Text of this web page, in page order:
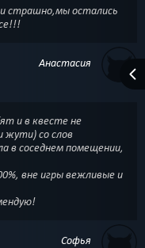
страшно,мы остались
Анастасия
и в квесте не
жути) со слов
в соседнем помещении,
вне игры вежливые и
Софья